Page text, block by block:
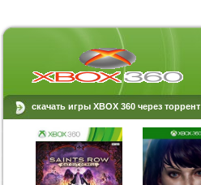
скачать игры XBOX 360 через торрент